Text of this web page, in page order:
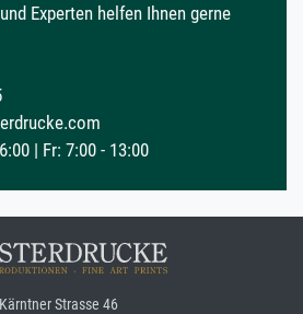
Experten helfen Ihnen gerne
| Fr: 7:00 - 13:00
Kärntner Strasse 46